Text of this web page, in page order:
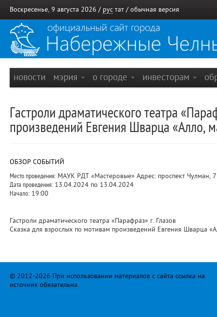
Воскресенье, 9 августа 2026 / рус тат / обычная версия
новости мэрия о городе инвесторам
Гастроли драматического театра
произведений Евгения Шварца «Алло,
ОБЗОР СОБЫТИЙ
Место проведения: МАУК РДТ «Мастеровые» Адрес: проспект Чулман,
Дата проведения: 13.04.2024 по 13.04.2024
Начало: 19:00
Гастроли драматического театра «Парафраз» г. Глазов
Сказка для взрослых по мотивам произведений Евгения Шварца
© 2012-2026 При использовании материалов с сайта ссылка на
источник обязательна.